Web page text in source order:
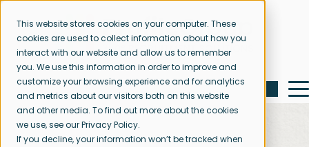
This website stores cookies on your computer. These
cookies are used to collect information about how you
interact with our website and allow us to remember
you. We use this information in order to improve and
customize your browsing experience and for analytics
and metrics about our visitors both on this website
and other media. To find out more about the cookies
we use, see our Privacy Policy.
If you decline, your information won’t be tracked when